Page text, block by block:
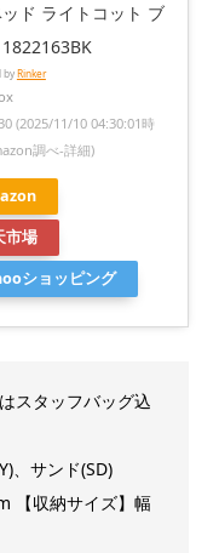
ド ライトコット ブ
byRinker
(2025/11/10 04:30:01時
調べ-詳細)
市場
ショッピング
スタッフバッグ込
、サンド(SD)
【収納サイズ】幅